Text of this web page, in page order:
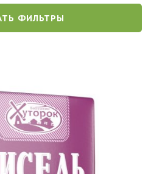
ФИЛЬТРЫ